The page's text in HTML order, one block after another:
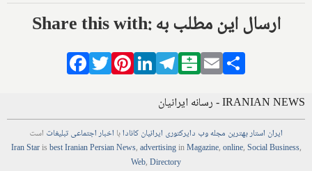
Share this with: ارسال این مطلب به
Facebook
TwitterPinterestLinkedIn
Telegram
Balatarin
Email
IRANIAN NEWS - رسانه ایرانیان
ایران استاربهترین مجلهوب دایرکتوری ایرانیان کانادابا اخباراجتماعیتبلیغات است
Iran Starisbest Iranian PersianNews,advertisinginMagazine,online,Social Business,
Web,Directory